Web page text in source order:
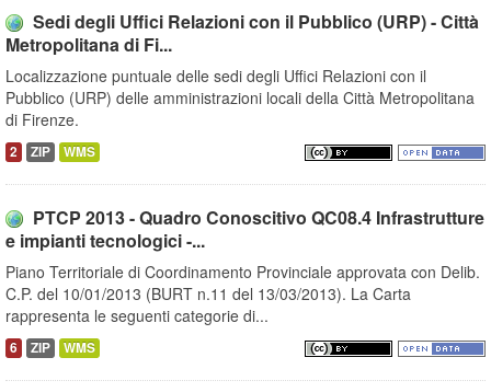
Sedi degli Uffici Relazioni con il Pubblico (URP) - Città
Metropolitana di Fi...
Localizzazione puntuale delle sedi degli Uffici Relazioni con il
Pubblico (URP) delle amministrazioni locali della Città Metropolitana
di Firenze.
2 ZIP WMS
PTCP 2013 - Quadro Conoscitivo QC08.4 Infrastrutture
e impianti tecnologici -...
Piano Territoriale di Coordinamento Provinciale approvata con Delib.
C.P. del 10/01/2013 (BURT n.11 del 13/03/2013). La Carta
rappresenta le seguenti categorie di...
6 ZIP WMS